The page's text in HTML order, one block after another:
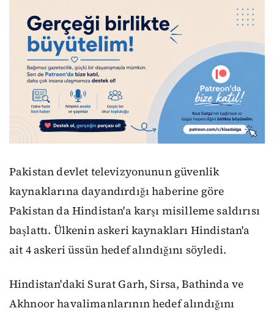
Pakistan devlet televizyonunun güvenlik
kaynaklarına dayandırdığı haberine göre
Pakistan da Hindistan'a karşı misilleme saldırısı
başlattı. Ülkenin askeri kaynakları Hindistan'a
ait 4 askeri üssün hedef alındığını söyledi.
Hindistan'daki Surat Garh, Sirsa, Bathinda ve
Akhnoor havalimanlarının hedef alındığını